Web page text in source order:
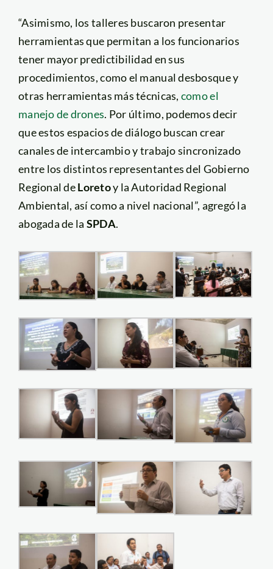
“Asimismo, los talleres buscaron presentar
herramientas que permitan a los funcionarios
tener mayor predictibilidad en sus
procedimientos, como el manual desbosque y
otras herramientas más técnicas, como el
manejo de drones. Por último, podemos decir
que estos espacios de diálogo buscan crear
canales de intercambio y trabajo sincronizado
entre los distintos representantes del Gobierno
Regional deLoretoy la Autoridad Regional
Ambiental, así como a nivel nacional”, agregó la
abogada de la SPDA.